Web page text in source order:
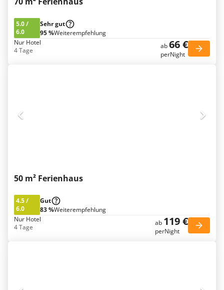
5.0/
6.0
Sehr gut
95 %Weiterempfehlung
Nur Hotel
4 Tage
ab66 €
perNight
50 m² Ferienhaus
4.5/
6.0
Gut
83 %Weiterempfehlung
Nur Hotel
4 Tage
ab 119 €
perNight